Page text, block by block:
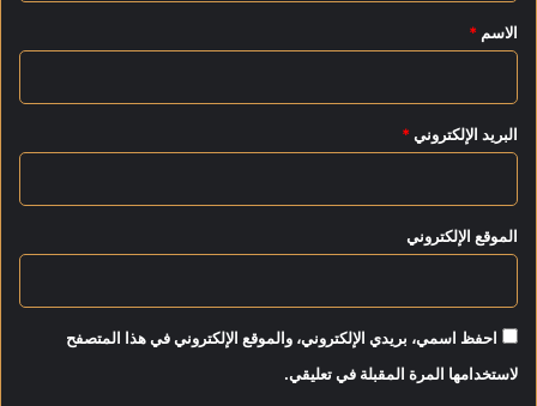
ة
4
9
3
م
ي
ا
ر
*
الاسم *
البريد الإلكتروني *
الموقع الإلكتروني
احفظ اسمي، بريدي الإلكتروني، والموقع الإلكتروني في هذا المتصفح
لاستخدامها المرة المقبلة في تعليقي.